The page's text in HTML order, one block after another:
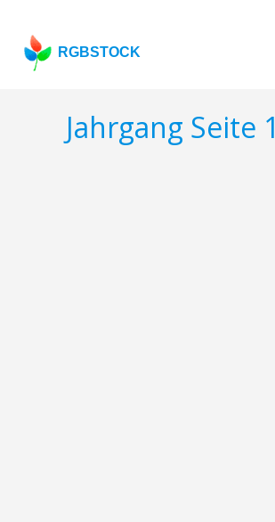
RGBSTOCK
Jahrgang Seite 1